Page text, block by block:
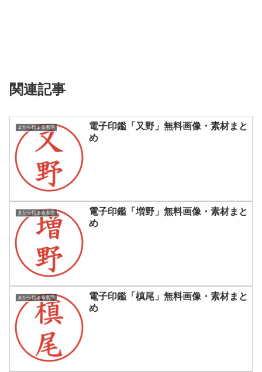
関連記事
まから始まる名字
電子印鑑「又野」無料画像・素材まと
め
まから始まる名字
電子印鑑「増野」無料画像・素材まと
め
まから始まる名字
電子印鑑「槙尾」無料画像・素材まと
め